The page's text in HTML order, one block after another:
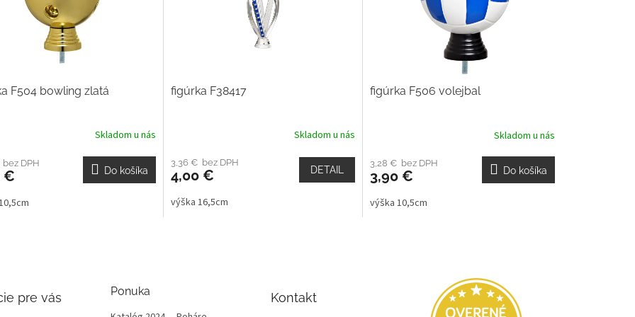
F504 bowling zlatá
Skladom u nás
DPH
€ Do košíka
figúrka F38417
Skladom u nás
3,36 € bez DPH
4,00 € DETAIL
výška 16,5cm
figúrka F506 volejbal
Skladom u nás
3,28 € bez DPH
3,90 € Do košíka
výška 10,5cm
pre vás Ponuka Kontakt